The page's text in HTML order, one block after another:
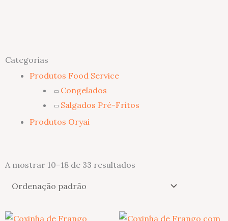
Categorias
Produtos Food Service
Congelados
Salgados Pré-Fritos
Produtos Oryai
A mostrar 10–18 de 33 resultados